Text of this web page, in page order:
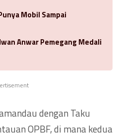
Mobil Sampai
Anwar Pemegang Medali
dengan Taku
OPBF, di mana kedua